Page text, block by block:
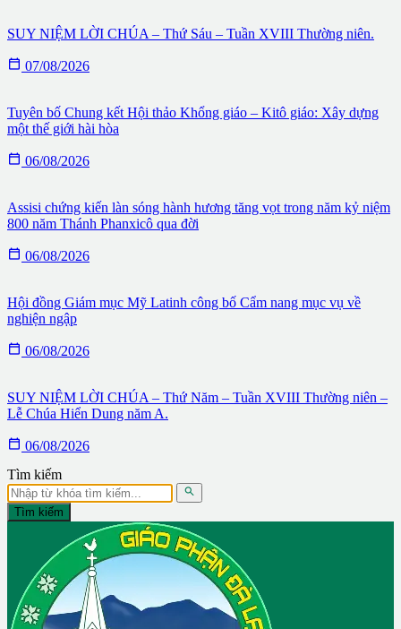
SUY NIỆM LỜI CHÚA – Thứ Sáu – Tuần XVIII Thường niên.
 07/08/2026
Tuyên bố Chung kết Hội thảo Khổng giáo – Kitô giáo: Xây dựng
một thế giới hài hòa
 06/08/2026
Assisi chứng kiến làn sóng hành hương tăng vọt trong năm kỷ niệm
800 năm Thánh Phanxicô qua đời
 06/08/2026
Hội đồng Giám mục Mỹ Latinh công bố Cẩm nang mục vụ về
nghiện ngập
 06/08/2026
SUY NIỆM LỜI CHÚA – Thứ Năm – Tuần XVIII Thường niên –
Lễ Chúa Hiển Dung năm A.
 06/08/2026
Tìm kiếm

Tìm kiếm